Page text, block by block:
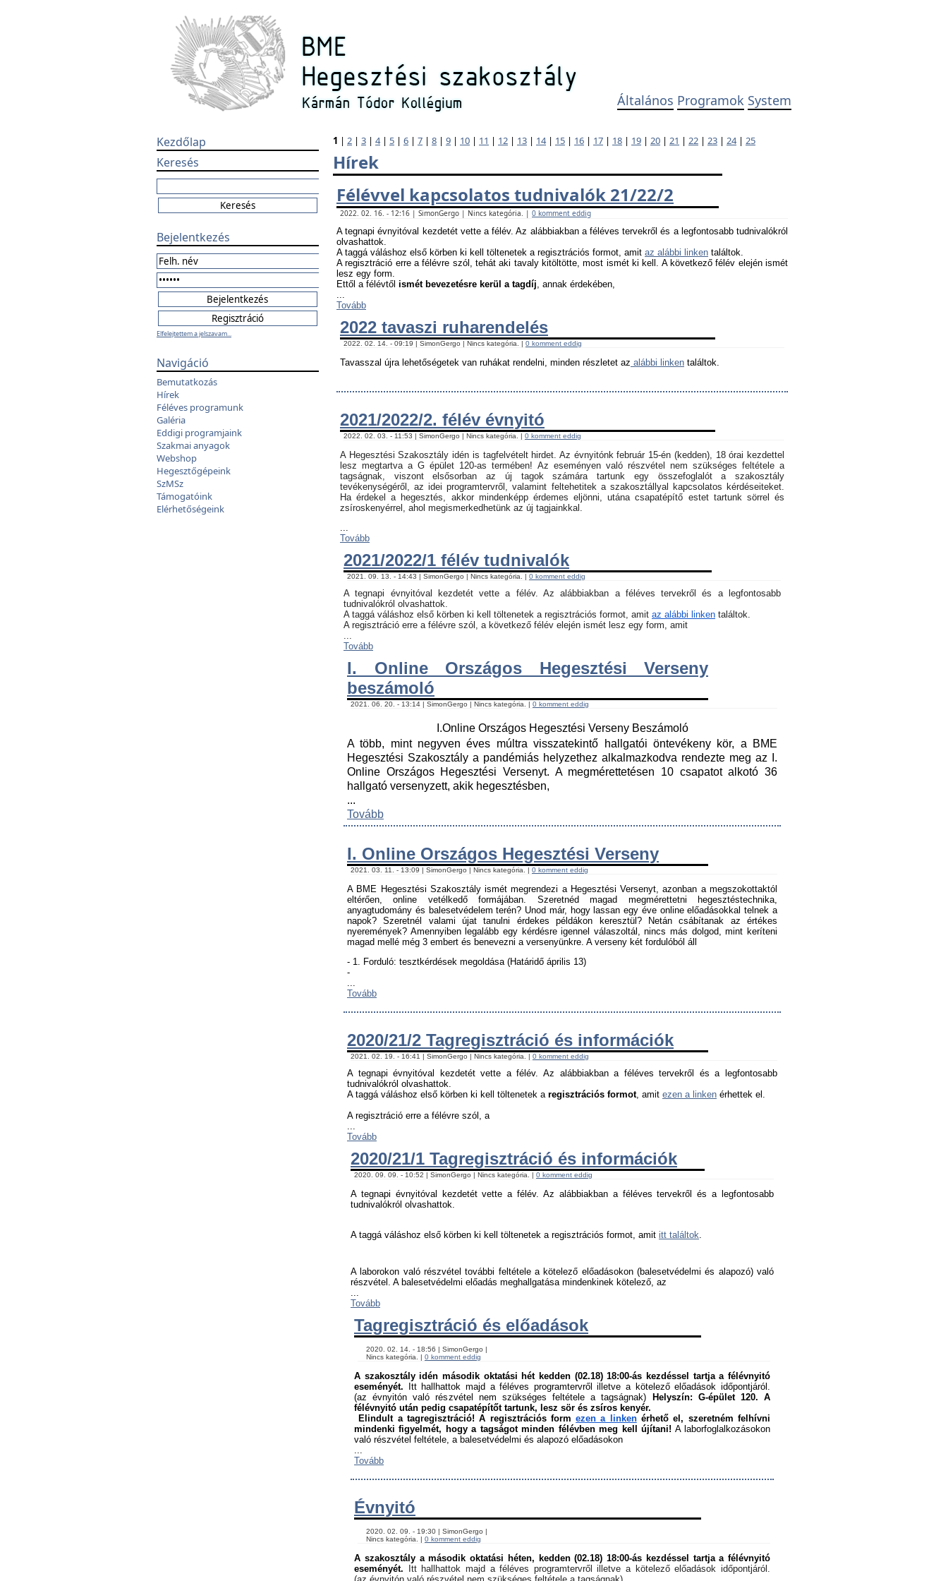
Általános Programok System
Kezdőlap
Keresés
Bejelentkezés
Elfelejtettem a jelszavam...
Navigáció
Bemutatkozás
Hírek
Féléves programunk
Galéria
Eddigi programjaink
Szakmai anyagok
Webshop
Hegesztőgépeink
SzMSz
Támogatóink
Elérhetőségeink
1 | 2 | 3 | 4| 5 | 6 | 7 | 8 | 9 | 10 | 11 | 12 | 13 | 14| 15 | 16 | 17 | 18 | 19 | 20 | 21 | 22 | 23 | 24| 25
Hírek
Félévvel kapcsolatos tudnivalók 21/22/2
2022. 02. 16. - 12:16 | SimonGergo | Nincs kategória. | 0 komment eddig
A tegnapi évnyitóval kezdetét vette a félév. Az alábbiakban a féléves tervekről és a legfontosabb tudnivalókról
olvashattok.
A taggá váláshoz első körben ki kell töltenetek a regisztrációs formot, amit az alábbi linken találtok.
A regisztráció erre a félévre szól, tehát aki tavaly kitöltötte, most ismét ki kell. A következő félév elején ismét
lesz egy form.
Ettől a félévtől ismét bevezetésre kerül a tagdíj, annak érdekében,
...
Tovább
2022 tavaszi ruharendelés
2022. 02. 14. - 09:19 | SimonGergo | Nincs kategória. | 0 komment eddig
Tavasszal újra lehetőségetek van ruhákat rendelni, minden részletet az alábbi linken találtok.
2021/2022/2. félév évnyitó
2022. 02. 03. - 11:53 | SimonGergo | Nincs kategória. | 0 komment eddig
A Hegesztési Szakosztály idén is tagfelvételt hirdet. Az évnyitónk február 15-én (kedden), 18 órai kezdettel
lesz megtartva a G épület 120-as termében! Az eseményen való részvétel nem szükséges feltétele a
tagságnak, viszont elsősorban az új tagok számára tartunk egy összefoglalót a szakosztály
tevékenységéről, az idei programtervről, valamint feltehetitek a szakosztállyal kapcsolatos kérdéseiteket.
Ha érdekel a hegesztés, akkor mindenképp érdemes eljönni, utána csapatépítő estet tartunk sörrel és
zsíroskenyérrel, ahol megismerkedhetünk az új tagjainkkal.
...
Tovább
2021/2022/1 félév tudnivalók
2021. 09. 13. - 14:43 | SimonGergo | Nincs kategória. | 0 komment eddig
A tegnapi évnyitóval kezdetét vette a félév. Az alábbiakban a féléves tervekről és a legfontosabb
tudnivalókról olvashattok.
A taggá váláshoz első körben ki kell töltenetek a regisztrációs formot, amit az alábbi linken találtok.
A regisztráció erre a félévre szól, a következő félév elején ismét lesz egy form, amit
...
Tovább
I. Online Országos Hegesztési Verseny
beszámoló
2021. 06. 20. - 13:14 | SimonGergo | Nincs kategória. | 0 komment eddig
I.Online Országos Hegesztési Verseny Beszámoló
A több, mint negyven éves múltra visszatekintő hallgatói öntevékeny kör, a BME
Hegesztési Szakosztály a pandémiás helyzethez alkalmazkodva rendezte meg az I.
Online Országos Hegesztési Versenyt. A megmérettetésen 10 csapatot alkotó 36
hallgató versenyzett, akik hegesztésben,
...
Tovább
I. Online Országos Hegesztési Verseny
2021. 03. 11. - 13:09 | SimonGergo | Nincs kategória. | 0 komment eddig
A BME Hegesztési Szakosztály ismét megrendezi a Hegesztési Versenyt, azonban a megszokottaktól
eltérően, online vetélkedő formájában. Szeretnéd magad megmérettetni hegesztéstechnika,
anyagtudomány és balesetvédelem terén? Unod már, hogy lassan egy éve online előadásokkal telnek a
napok? Szeretnél valami újat tanulni érdekes példákon keresztül? Netán csábítanak az értékes
nyeremények? Amennyiben legalább egy kérdésre igennel válaszoltál, nincs más dolgod, mint keríteni
magad mellé még 3 embert és benevezni a versenyünkre. A verseny két fordulóból áll
- 1. Forduló: tesztkérdések megoldása (Határidő április 13)
-
...
Tovább
2020/21/2 Tagregisztráció és információk
2021. 02. 19. - 16:41 | SimonGergo | Nincs kategória. | 0 komment eddig
A tegnapi évnyitóval kezdetét vette a félév. Az alábbiakban a féléves tervekről és a legfontosabb
tudnivalókról olvashattok.
A taggá váláshoz első körben ki kell töltenetek a regisztrációs formot, amit ezen a linken érhettek el.
A regisztráció erre a félévre szól, a
...
Tovább
2020/21/1 Tagregisztráció és információk
2020. 09. 09. - 10:52 | SimonGergo | Nincs kategória. | 0 komment eddig
A tegnapi évnyitóval kezdetét vette a félév. Az alábbiakban a féléves tervekről és a legfontosabb
tudnivalókról olvashattok.
A taggá váláshoz első körben ki kell töltenetek a regisztrációs formot, amit itt találtok.
A laborokon való részvétel további feltétele a kötelező előadásokon (balesetvédelmi és alapozó) való
részvétel. A balesetvédelmi előadás meghallgatása mindenkinek kötelező, az ﻿
Tovább
Tagregisztráció és előadások
    Nincs kategória. |
0 komment eddig
A szakosztály idén második oktatási hét kedden (02.18) 18:00-ás kezdéssel tartja a félévnyitó
eseményét. Itt hallhattok majd a féléves programtervről illetve a kötelező előadások időpontjáról.
(az évnyitón való részvétel nem szükséges feltétele a tagságnak) Helyszín: G-épület 120.
A
félévnyitó után pedig csapatépítőt tartunk, lesz sör és zsíros kenyér.
Elindult a tagregisztráció! A regisztrációs form ezen a linken érhető el, szeretném felhívni
mindenki figyelmét, hogy a tagságot minden félévben meg kell újítani! A laborfoglalkozásokon
való részvétel feltétele, a balesetvédelmi és alapozó előadásokon ﻿
Tovább
Évnyitó
    Nincs kategória. |
0 komment eddig
A szakosztály a második oktatási héten, kedden (02.18) 18:00-ás kezdéssel tartja a félévnyitó
eseményét. Itt hallhattok majd a féléves programtervről illetve a kötelező előadások időpontjáról.
(az évnyitón való részvétel nem szükséges feltétele a tagságnak)